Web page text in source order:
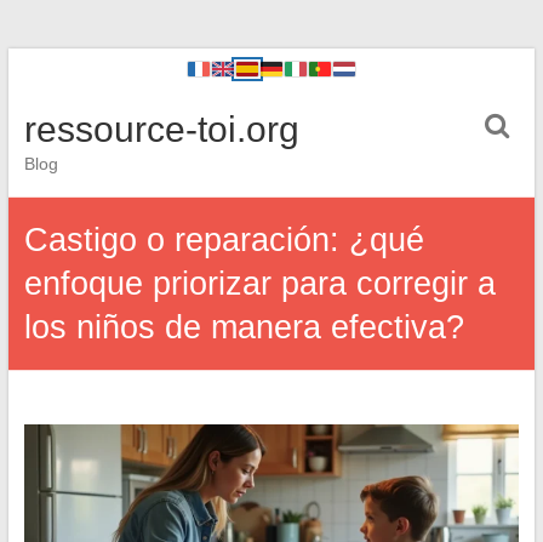
ressource-toi.org
Blog
Castigo o reparación: ¿qué
enfoque priorizar para corregir a
los niños de manera efectiva?